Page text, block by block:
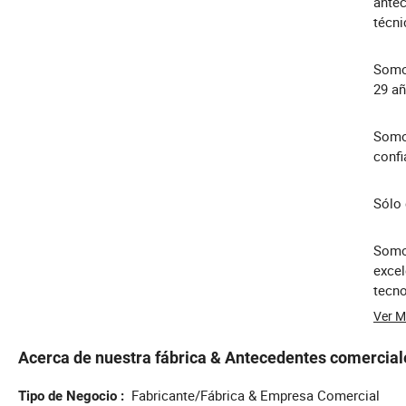
29
Sólo
Ver
Acerca de nuestra fábrica & Antecedentes
Tipo de Negocio Fabricante/Fábrica & Empresa Comercial